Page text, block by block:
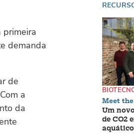
primeira
demanda
de
a
da
Meet
Um
de CO2